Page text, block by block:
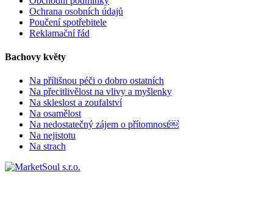
Ochrana osobních údajů
Poučení spotřebitele
Reklamační řád
Bachovy květy
Na přílišnou péči o dobro ostatních
Na přecitlivělost na vlivy a myšlenky
Na skleslost a zoufalství
Na osamělost
Na nedostatečný zájem o přítomnost￼
Na nejistotu
Na strach